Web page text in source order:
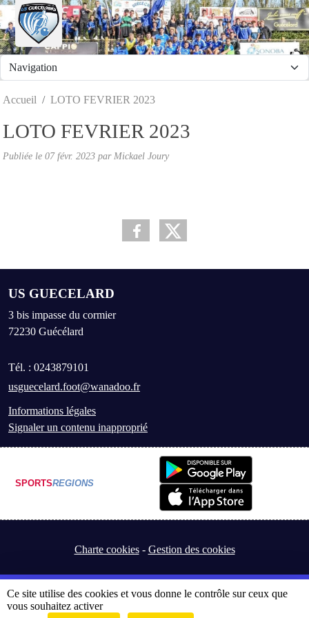
Accueil LOTO FEVRIER 2023
LOTO FEVRIER 2023
Publiée le 07 févr. 2023 par Mickael Joury
US GUECELARD
3 bis impasse du cormier
72230 Guécélard
Tél. : 0243879101
usguecelard.foot@wanadoo.fr
Informations légales
Signaler un contenu inapproprié
SPORTSREGIONS
Charte cookies Gestion des cookies
Panneau de gestion des cookies
Ce site utilise des cookies et vous donne le contrôle sur ceux que
vous souhaitez activer